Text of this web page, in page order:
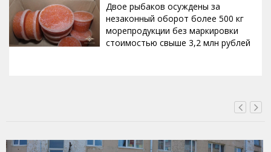
Двое рыбаков осуждены за
незаконный оборот более 500 кг
морепродукции без маркировки
стоимостью свыше 3,2 млн рублей